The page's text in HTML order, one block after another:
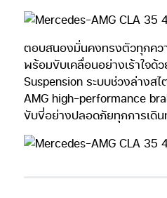
ตอบสนองมั่นคงทรงตัวทุกควา
พร้อมขับเคลื่อนอย่างเร้าใจด้
Suspension ระบบช่วงล่างส
AMG high-performance
ขับขี่อย่างปลอดภัยทุกการเดิน